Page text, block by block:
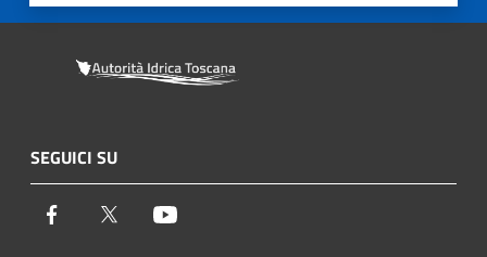
SEGUICI SU
Facebook Twitter